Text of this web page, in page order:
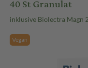
40 St Granulat
inklusive Biolectra Magn
Vegan